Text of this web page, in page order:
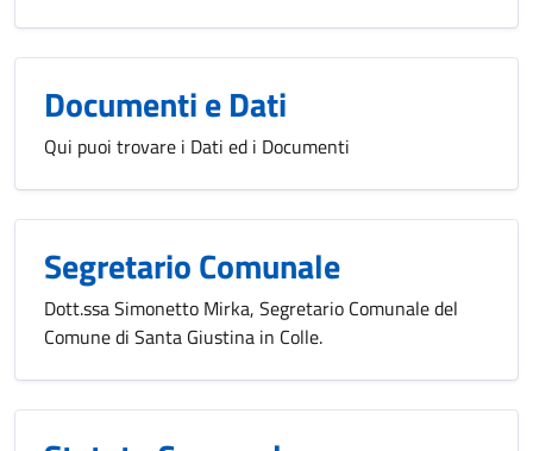
Documenti e Dati
Qui puoi trovare i Dati ed i Documenti
Segretario Comunale
Dott.ssa Simonetto Mirka, Segretario Comunale del
Comune di Santa Giustina in Colle.